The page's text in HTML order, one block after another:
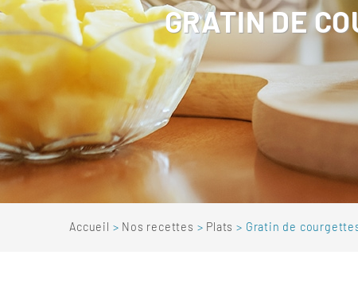
GRATIN DE
Accueil Nos recettes Plats Gratin de